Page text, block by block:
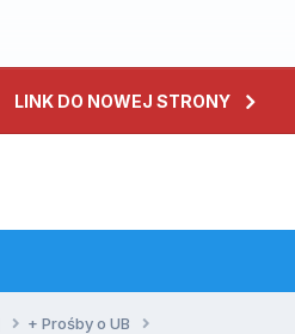
LINK DO NOWEJ STRONY
+ Prośby o UB